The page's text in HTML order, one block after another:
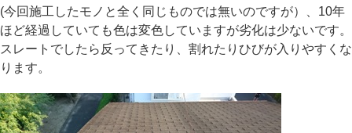
(今回施工したモノと全く同じものでは無いのですが）、10年
ほど経過していても色は変色していますが劣化は少ないです。
スレートでしたら反ってきたり、割れたりひびが入りやすくな
ります。